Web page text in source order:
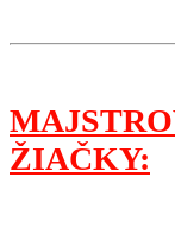
ŽIAČKY: